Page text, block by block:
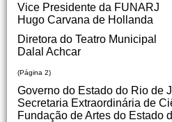
Vice Presidente da FUNARJ
Hugo Carvana de Hollanda
Diretora do Teatro Municipal
Dalal Achcar
(Página 2)
Governo do Estado do Rio de
Secretaria Extraordinária de
Fundação de Artes do Estado